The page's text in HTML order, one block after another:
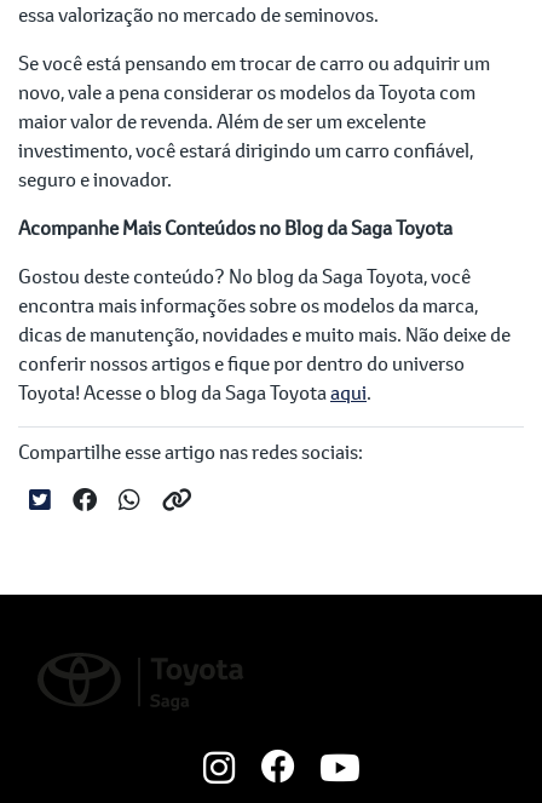
essa valorização no mercado de seminovos.
Se você está pensando em trocar de carro ou adquirir um
novo, vale a pena considerar os modelos da Toyota com
maior valor de revenda. Além de ser um excelente
investimento, você estará dirigindo um carro confiável,
seguro e inovador.
Acompanhe Mais Conteúdos no Blog da Saga Toyota
Gostou deste conteúdo? No blog da Saga Toyota, você
encontra mais informações sobre os modelos da marca,
dicas de manutenção, novidades e muito mais. Não deixe de
conferir nossos artigos e fique por dentro do universo
Toyota! Acesse o blog da Saga Toyotaaqui.
Compartilhe esse artigo nas redes sociais: